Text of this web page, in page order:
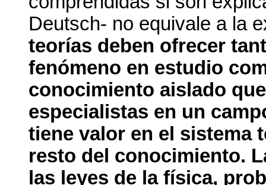
Deutsch- no equivale a la
teorías deben ofrecer
fenómeno en estudio
conocimiento aislado
especialistas en un
tiene valor en el sistema
resto del conocimiento.
las leyes de la física,